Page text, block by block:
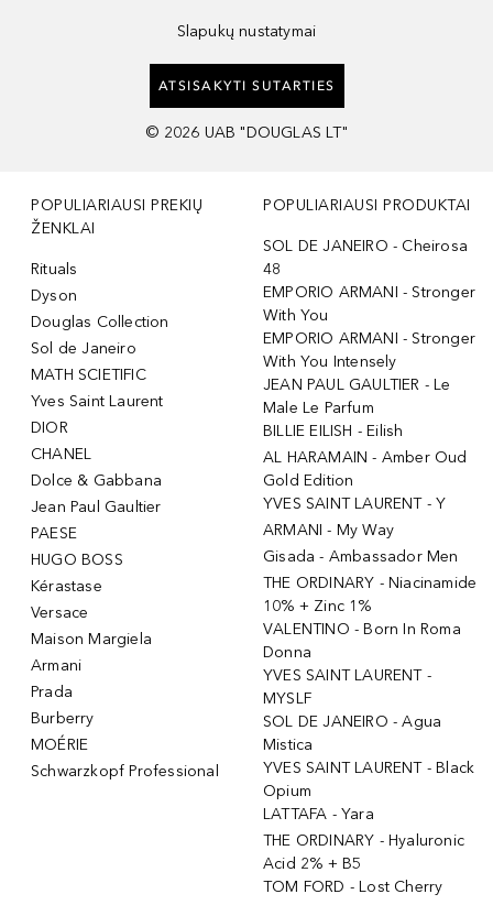
Slapukų nustatymai
ATSISAKYTI SUTARTIES
© 2026 UAB "DOUGLAS LT"
POPULIARIAUSI PREKIŲ
ŽENKLAI
Rituals
Dyson
Douglas Collection
Sol de Janeiro
MATH SCIETIFIC
Yves Saint Laurent
DIOR
CHANEL
Dolce & Gabbana
Jean Paul Gaultier
PAESE
HUGO BOSS
Kérastase
Versace
Maison Margiela
Armani
Prada
Burberry
MOÉRIE
Schwarzkopf Professional
POPULIARIAUSI PRODUKTAI
SOL DE JANEIRO - Cheirosa
48
EMPORIO ARMANI - Stronger
With You
EMPORIO ARMANI - Stronger
With You Intensely
JEAN PAUL GAULTIER - Le
Male Le Parfum
BILLIE EILISH - Eilish
AL HARAMAIN - Amber Oud
Gold Edition
YVES SAINT LAURENT - Y
ARMANI - My Way
Gisada - Ambassador Men
THE ORDINARY - Niacinamide
10% + Zinc 1%
VALENTINO - Born In Roma
Donna
YVES SAINT LAURENT -
MYSLF
SOL DE JANEIRO - Agua
Mistica
YVES SAINT LAURENT - Black
Opium
LATTAFA - Yara
THE ORDINARY - Hyaluronic
Acid 2% + B5
TOM FORD - Lost Cherry